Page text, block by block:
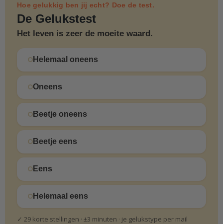
Hoe gelukkig ben jij echt? Doe de test.
De Gelukstest
Het leven is zeer de moeite waard.
Helemaal oneens
Oneens
Beetje oneens
Beetje eens
Eens
Helemaal eens
✓ 29 korte stellingen · ±3 minuten · je gelukstype per mail